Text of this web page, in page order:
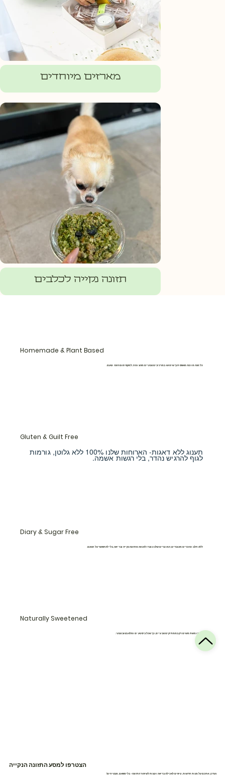
מארזים מיוחדים
תזונה נקייה לכלבים
Homemade & Plant Based
כל מנה מוכנה מאפס תוך שימוש במרכיבים טבעיים מהצומח, למקסימום הזנה וטעם.
Gluten & Guilt Free
תענוג ללא דאגות- הארוחות שלנו 100% ללא גלוטן, גורמות
לגוף להרגיש נהדר, בלי רגשות אשמה.
Diary & Sugar Free
ללא חלב וסוכרים מעובדים, המוצרים שלנו נוצרו להנאה מתזונה נקייה ובריאה, בלי להתפשר על הטעם.
Naturally Sweetened
אנחנו משתמשים רק בממתיקים טבעיים, כך שכל ביס טעים ומלא בטוב טבעי.
הצטרפו למסע התזונה הנקייה
נעדכן אתכם על מנות חדשות, טיפים לאכילה בריאה ועצות לשיפור התזונה- בלי ספאם, מבטיחים!